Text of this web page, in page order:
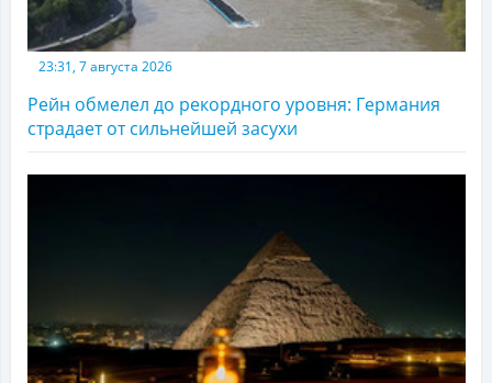
23:31, 7 августа 2026
Рейн обмелел до рекордного уровня: Германия
страдает от сильнейшей засухи